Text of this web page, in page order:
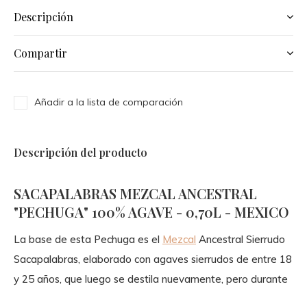
Descripción
Compartir
Añadir a la lista de comparación
Descripción del producto
SACAPALABRAS MEZCAL ANCESTRAL
"PECHUGA" 100% AGAVE - 0,70L - MEXICO
La base de esta Pechuga es el Mezcal Ancestral Sierrudo
Sacapalabras, elaborado con agaves sierrudos de entre 18
y 25 años, que luego se destila nuevamente, pero durante